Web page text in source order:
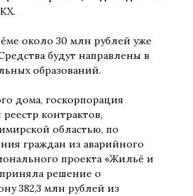
около 30 млн рублей уже
будут направлены в
образований.
дома, госкорпорация
контрактов,
областью, по
граждан из аварийного
проекта «Жильё и
приняла решение о
382,3 млн рублей из